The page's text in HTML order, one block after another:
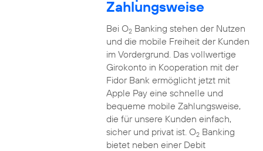
Zahlungsweise
Bei O2Banking stehen der Nutzen
und die mobile Freiheit der Kunden
im Vordergrund. Das vollwertige
Girokonto in Kooperation mit der
Fidor Bank ermöglicht jetzt mit
Apple Pay eine schnelle und
bequeme mobile Zahlungsweise,
die für unsere Kunden einfach,
sicher und privat ist. O2Banking
bietet neben einer Debit